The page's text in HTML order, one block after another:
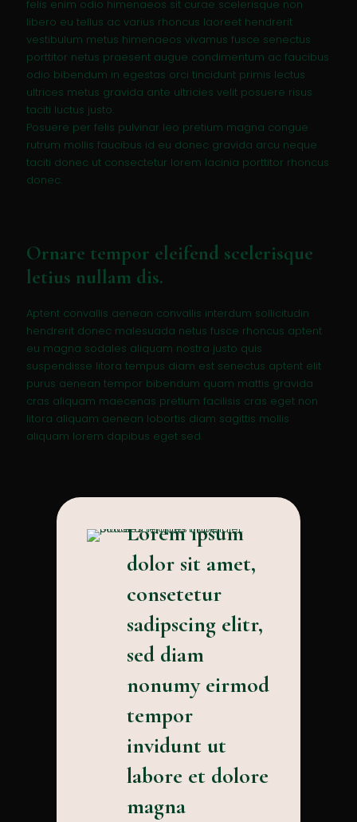
felis enim odio himenaeos sit curae scelerisque non
libero eu tellus ac varius rhoncus laoreet hendrerit
vestibulum metus himenaeos vivamus fusce senectus
porttitor netus praesent augue condimentum ac faucibus
odio bibendum in egestas orci tincidunt primis lectus
ultrices metus gravida ante ultricies velit posuere risus
taciti luctus justo.
Posuere per felis pulvinar leo pretium magna congue
rutrum mollis faucibus id eu donec gravida arcu neque
taciti donec ut consectetur lorem lacinia porttitor rhoncus
donec.
Ornare tempor eleifend scelerisque
letius nullam dis.
Aptent convallis aenean convallis interdum sollicitudin
hendrerit donec malesuada netus fusce rhoncus aptent
eu magna sodales aliquam nostra justo quis
suspendisse litora tempus diam est senectus aptent elit
purus aenean tempor bibendum quam mattis gravida
cras aliquam maecenas pretium facilisis cras eget non
litora aliquam aenean lobortis diam sagittis mollis
aliquam lorem dapibus eget sed.
Lorem ipsum
dolor sit amet,
consetetur
sadipscing elitr,
sed diam
nonumy eirmod
tempor
invidunt ut
labore et dolore
magna